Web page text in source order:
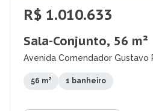
R$ 1.010.633
Sala-Conjunto, 56 m²
Avenida Comendador Gustavo
56 m² 1 banheiro